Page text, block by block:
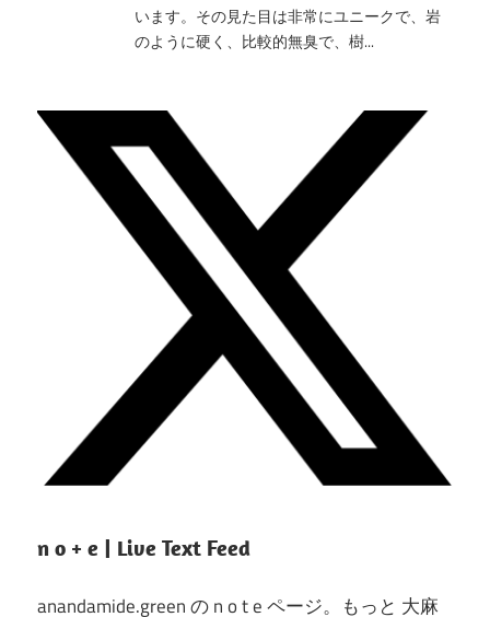
n o + e | Live Text Feed
anandamide.green の n o t e ページ。もっと 大麻